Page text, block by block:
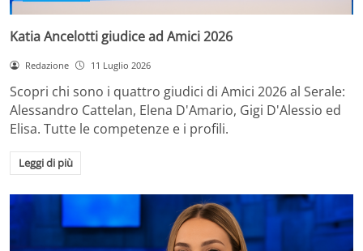
Katia Ancelotti giudice ad Amici 2026
Redazione 11 Luglio 2026
Scopri chi sono i quattro giudici di Amici 2026 al Serale:
Alessandro Cattelan, Elena D'Amario, Gigi D'Alessio ed
Elisa. Tutte le competenze e i profili.
Leggi di più